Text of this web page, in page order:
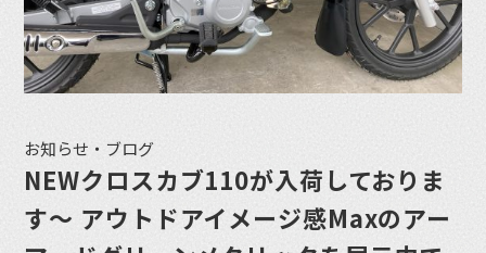
お知らせ・ブログ
NEWクロスカブ110が入荷しておりま
す〜 アウトドアイメージ感Maxのアー